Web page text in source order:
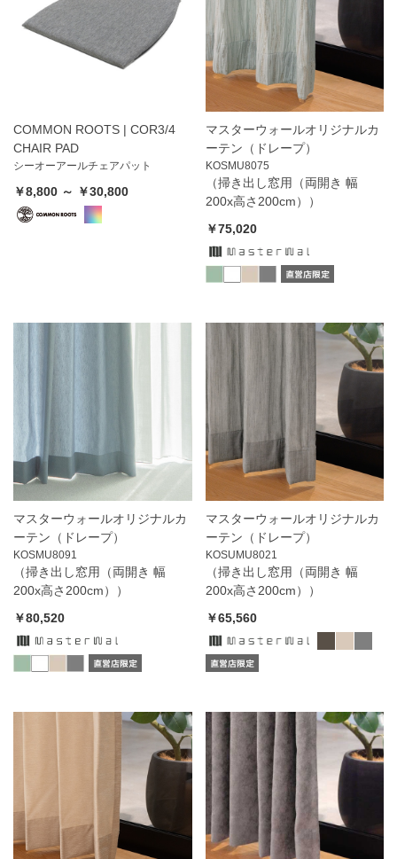
COMMON ROOTS | COR3/4
CHAIR PAD
シーオーアールチェアパット
￥8,800 ～ ￥30,800
マスターウォールオリジナルカ
ーテン（ドレープ）
KOSMU8075
（掃き出し窓用（両開き 幅
200x高さ200cm））
￥75,020
マスターウォールオリジナルカ
ーテン（ドレープ）
KOSMU8091
（掃き出し窓用（両開き 幅
200x高さ200cm））
￥80,520
マスターウォールオリジナルカ
ーテン（ドレープ）
KOSUMU8021
（掃き出し窓用（両開き 幅
200x高さ200cm））
￥65,560